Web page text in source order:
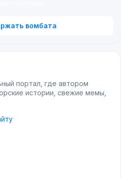
вомбата
портал, где автором
истории, свежие мемы,